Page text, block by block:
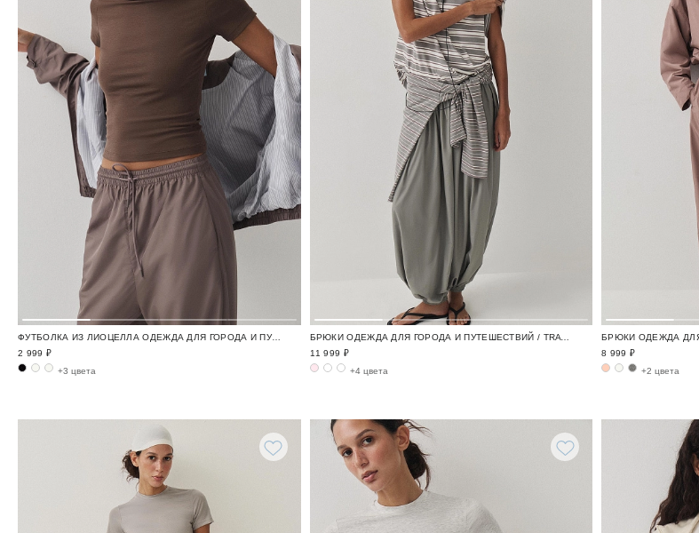
ФУТБОЛКА ИЗ ЛИОЦЕЛЛА ОДЕЖДА ДЛЯ ГОРОДА И ПУТЕШЕСТВИЙ / TRAVELLING
2 999 ₽
+3 цвета
БРЮКИ ОДЕЖДА ДЛЯ ГОРОДА И ПУТЕШЕСТВИЙ / TRAVELLING
11 999 ₽
+4 цвета
8 999 ₽
+2 цвета